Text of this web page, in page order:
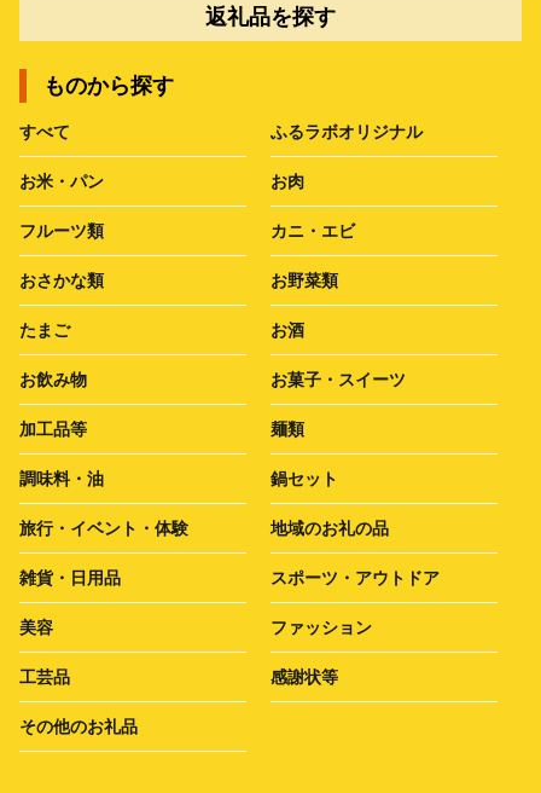
返礼品を探す
ものから探す
すべて ふるラボオリジナル
お米・パン お肉
フルーツ類 カニ・エビ
おさかな類 お野菜類
たまご お酒
お飲み物 お菓子・スイーツ
加工品等 麺類
調味料・油 鍋セット
旅行・イベント・体験 地域のお礼の品
雑貨・日用品 スポーツ・アウトドア
美容 ファッション
工芸品 感謝状等
その他のお礼品